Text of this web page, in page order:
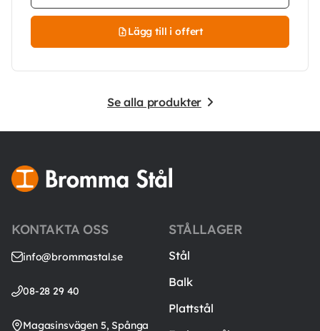
Lägg till i offert
Se alla produkter
KONTAKTA OSS
info@brommastal.se
08-28 29 40
Magasinsvägen 5, Spånga
STÅLLAGER
Stål
Balk
Plattstål